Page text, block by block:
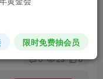
关注 私信
0 23 0
限时免费抽会员